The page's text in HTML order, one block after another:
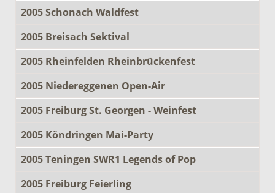
2005 Schonach Waldfest
2005 Breisach Sektival
2005 Rheinfelden Rheinbrückenfest
2005 Niedereggenen Open-Air
2005 Freiburg St. Georgen - Weinfest
2005 Köndringen Mai-Party
2005 Teningen SWR1 Legends of Pop
2005 Freiburg Feierling